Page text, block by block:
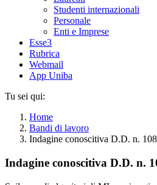
Studenti internazionali
Personale
Enti e Imprese
Esse3
Rubrica
Webmail
App Uniba
Tu sei qui:
Home
Bandi di lavoro
Indagine conoscitiva D.D. n.
Indagine conoscitiva D.D. n.